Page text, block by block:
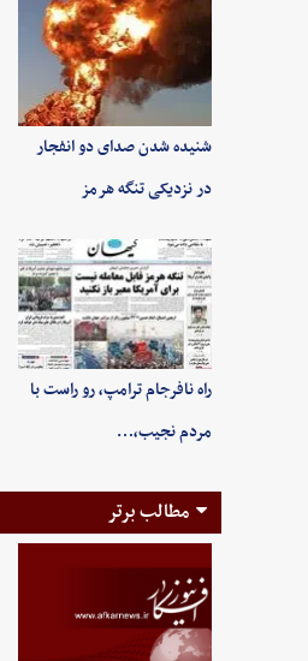
شنیده شدن صدای دو انفجار
در نزدیکی تنگه هرمز
راه نافرجام ترامپ، رو راست با
مردم نجیب،…
مطالب برتر